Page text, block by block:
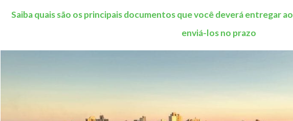
Saiba quais são os principais documentos que você deverá entregar
enviá-los no prazo